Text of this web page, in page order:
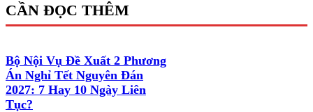
CẦN ĐỌC THÊM
Bộ Nội Vụ Đề Xuất 2 Phương
Án Nghỉ Tết Nguyên Đán
2027: 7 Hay 10 Ngày Liên
Tục?